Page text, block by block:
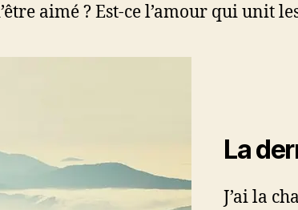
aimé ? Est-ce l’amour qui unit
La
J’ai la